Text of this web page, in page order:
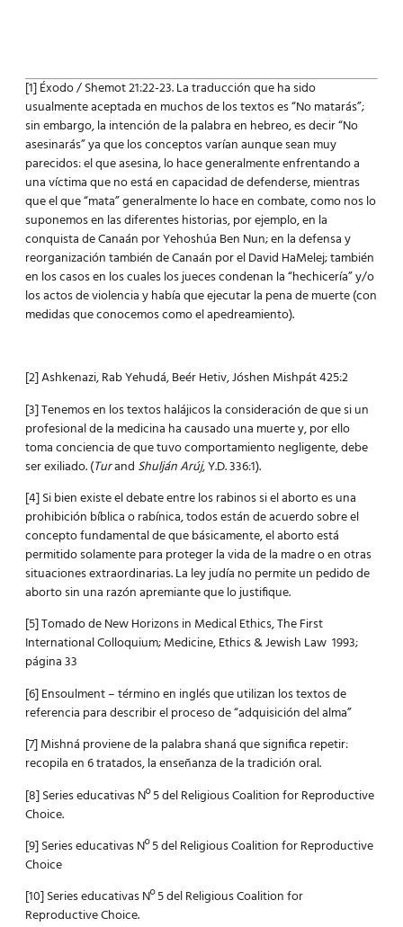
[1]Éxodo / Shemot 21:22-23. La traducción que ha sido
usualmente aceptada en muchos de los textos es “No matarás”;
sin embargo, la intención de la palabra en hebreo, es decir “No
asesinarás” ya que los conceptos varían aunque sean muy
parecidos: el que asesina, lo hace generalmente enfrentando a
una víctima que no está en capacidad de defenderse, mientras
que el que “mata” generalmente lo hace en combate, como nos lo
suponemos en las diferentes historias, por ejemplo, en la
conquista de Canaán por Yehoshúa Ben Nun; en la defensa y
reorganización también de Canaán por el David HaMelej; también
en los casos en los cuales los jueces condenan la “hechicería” y/o
los actos de violencia y había que ejecutar la pena de muerte (con
medidas que conocemos como el apedreamiento).
[2]Ashkenazi, Rab Yehudá, Beér Hetiv, Jóshen Mishpát 425:2
[3]Tenemos en los textos halájicos la consideración de que si un
profesional de la medicina ha causado una muerte y, por ello
toma conciencia de que tuvo comportamiento negligente, debe
ser exiliado. (Turand Shulján Arúj, Y.D. 336:1).
[4]Si bien existe el debate entre los rabinos si el aborto es una
prohibición bíblica o rabínica, todos están de acuerdo sobre el
concepto fundamental de que básicamente, el aborto está
permitido solamente para proteger la vida de la madre o en otras
situaciones extraordinarias. La ley judía no permite un pedido de
aborto sin una razón apremiante que lo justifique.
[5]Tomado de New Horizons in Medical Ethics, The First
International Colloquium; Medicine, Ethics & Jewish Law 1993;
página 33
[6]Ensoulment – término en inglés que utilizan los textos de
referencia para describir el proceso de “adquisición del alma”
[7]Mishná proviene de la palabra shaná que significa repetir:
recopila en 6 tratados, la enseñanza de la tradición oral.
[8]Series educativas Nº 5 del Religious Coalition for Reproductive
Choice.
[9]Series educativas Nº 5 del Religious Coalition for Reproductive
Choice
[10]Series educativas Nº 5 del Religious Coalition for
Reproductive Choice.